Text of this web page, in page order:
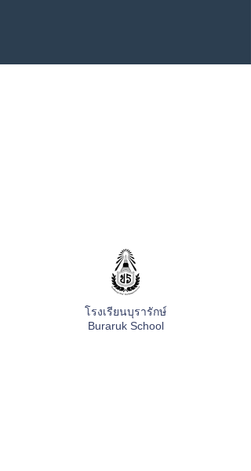
โรงเรียนบุรารักษ์
Buraruk School